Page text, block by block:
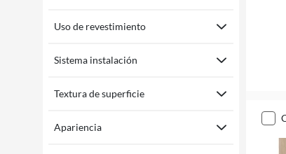
Uso de revestimiento
Sistema instalación
Textura de superficie
Apariencia